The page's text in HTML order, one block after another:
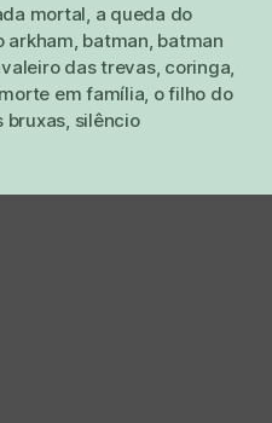
mortal a queda do
arkham batman batman
das trevas, coringa
morte em família o filho do
bruxas silêncio